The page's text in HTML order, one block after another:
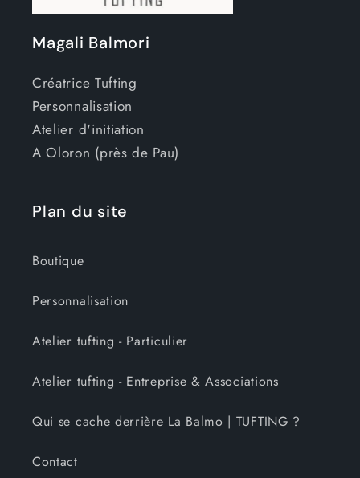
Magali Balmori
Créatrice Tufting
Personnalisation
Atelier d'initiation
A Oloron (près de Pau)
Plan du site
Boutique
Personnalisation
Atelier tufting - Particulier
Atelier tufting - Entreprise & Associations
Qui se cache derrière La Balmo | TUFTING ?
Contact